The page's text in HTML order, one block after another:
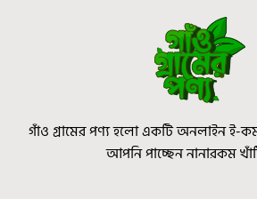
গাঁও গ্রামের পণ্য হলো একটি অনলাইন ই-
আপনি পাচ্ছেন নানারকম